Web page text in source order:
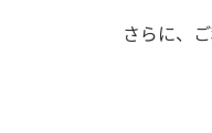
さらに、